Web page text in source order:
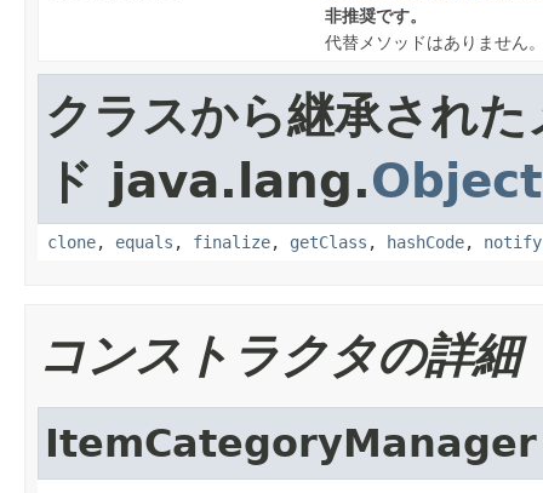
非推奨です。
代替メソッドはありません
クラスから継承された
ド java.lang.Object
clone, equals , finalize, getClass , hashCode, notify
コンストラクタの詳細
ItemCategoryManager